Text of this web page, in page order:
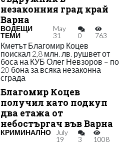
незаконния град край
Варна
ВОДЕЩИ
ТЕМИ
May
31
0 763
Кметът Благомир Коцев
поискал 2,8 млн. лв. рушвет от
боса на КУБ Олег Невзоров – по
20 бона за всяка незаконна
сграда
Благомир Коцев
получил като подкуп
два етажа от
небостъргач във Варна
КРИМИНАЛНО
July
19
3 1008